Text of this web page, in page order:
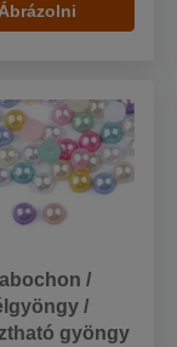
/
/
gyöngy